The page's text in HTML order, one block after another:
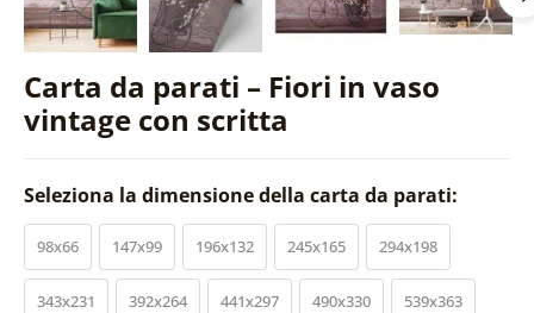
Carta da parati – Fiori in vaso
vintage con scritta
Seleziona la dimensione della carta da parati:
98x66 147x99 196x132 245x165 294x198
343x231 392x264 441x297 490x330 539x363